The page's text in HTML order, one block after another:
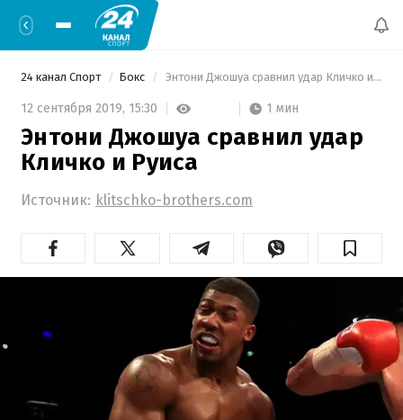
24 канал Спорт Бокс Энтони Джошуа сравнил удар Кличко и Руиса
12 сентября 2019, 15:30 1 мин
Энтони Джошуа сравнил удар
Кличко и Руиса
Источник: klitschko-brothers.com